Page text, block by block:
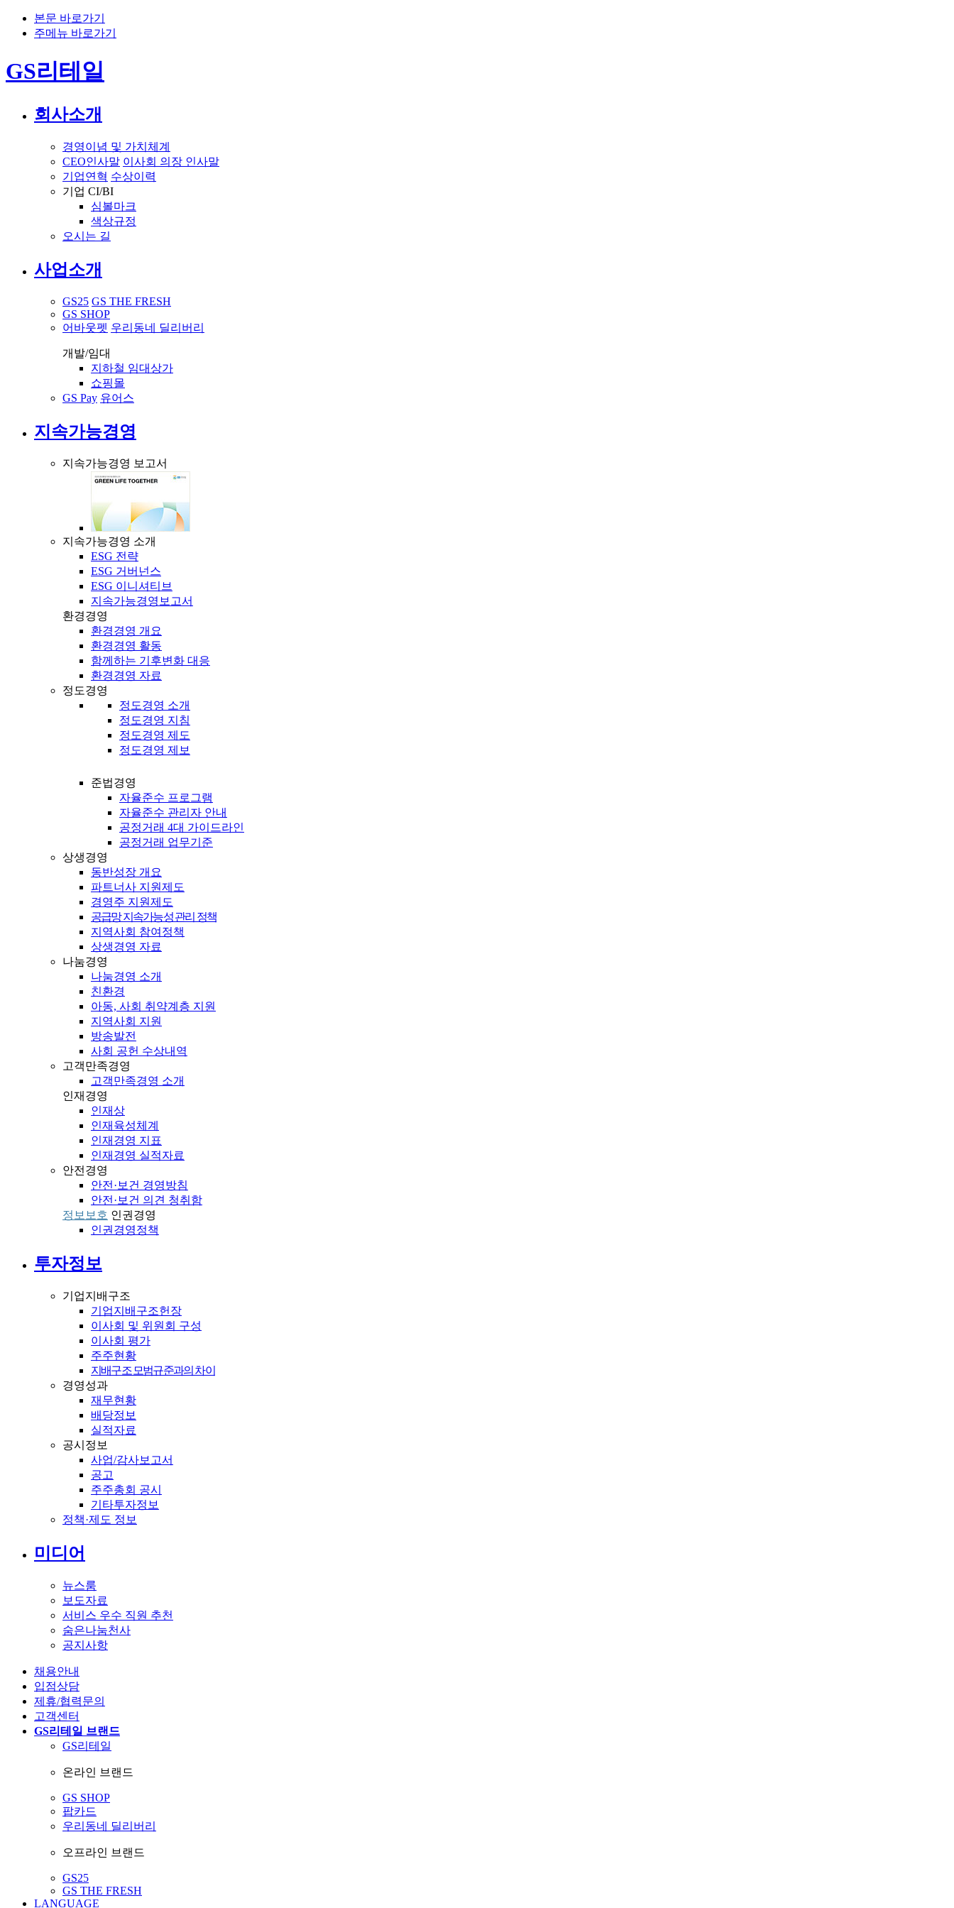
본문 바로가기
주메뉴 바로가기
GS리테일
회사소개
경영이념 및 가치체계
CEO인사말 이사회 의장 인사말
기업연혁 수상이력
기업 CI/BI
심볼마크
색상규정
오시는 길
사업소개
GS25 GS THE FRESH
GS SHOP
어바웃펫 우리동네 딜리버리
개발/임대
지하철 임대상가
쇼핑몰
GS Pay 유어스
지속가능경영
지속가능경영 보고서
지속가능경영 소개
ESG 전략
ESG 거버넌스
ESG 이니셔티브
지속가능경영보고서
환경경영
환경경영 개요
환경경영 활동
함께하는 기후변화 대응
환경경영 자료
정도경영
정도경영 소개
정도경영 지침
정도경영 제도
정도경영 제보
준법경영
자율준수 프로그램
자율준수 관리자 안내
공정거래 4대 가이드라인
공정거래 업무기준
상생경영
동반성장 개요
파트너사 지원제도
경영주 지원제도
공급망 지속가능성 관리 정책
지역사회 참여정책
상생경영 자료
나눔경영
나눔경영 소개
친환경
아동, 사회 취약계층 지원
지역사회 지원
방송발전
사회 공헌 수상내역
고객만족경영
고객만족경영 소개
인재경영
인재상
인재육성체계
인재경영 지표
인재경영 실적자료
안전경영
안전·보건 경영방침
안전·보건 의견 청취함
정보보호 인권경영
인권경영정책
투자정보
기업지배구조
기업지배구조헌장
이사회 및 위원회 구성
이사회 평가
주주현황
지배구조 모범규준과의 차이
경영성과
재무현황
배당정보
실적자료
공시정보
사업/감사보고서
공고
주주총회 공시
기타투자정보
정책·제도 정보
미디어
뉴스룸
보도자료
서비스 우수 직원 추천
숨은나눔천사
공지사항
채용안내
입점상담
제휴/협력문의
고객센터
GS리테일 브랜드
GS리테일
온라인 브랜드
GS SHOP
팝카드
우리동네 딜리버리
오프라인 브랜드
GS25
GS THE FRESH
LANGUAGE